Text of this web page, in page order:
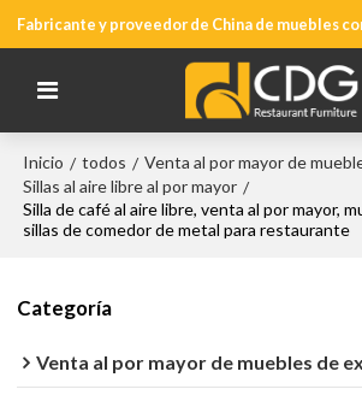
Fabricante y proveedor de China de muebles
Inicio / todos / Venta al por mayor de
Sillas al aire libre al por mayor /
Silla de café al aire libre, venta al por mayor,
sillas de comedor de metal para restaurante
Categoría
Venta al por mayor de muebles de